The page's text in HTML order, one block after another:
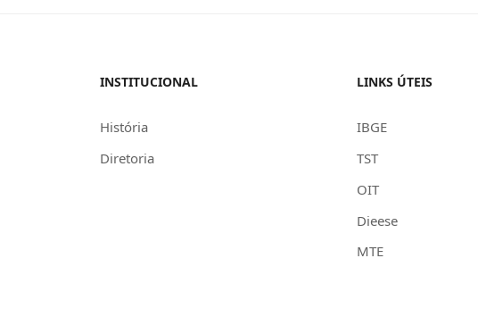
INSTITUCIONAL
História
Diretoria
LINKS ÚTEIS
IBGE
TST
OIT
Dieese
MTE